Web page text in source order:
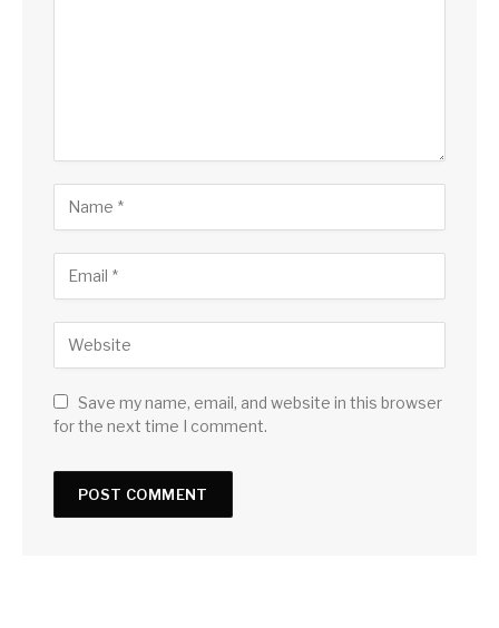
Save my name, email, and website in this browser
for the next time I comment.